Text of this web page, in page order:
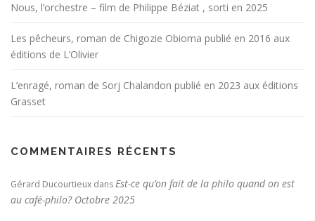
Nous, l’orchestre – film de Philippe Béziat , sorti en 2025
Les pêcheurs, roman de Chigozie Obioma publié en 2016 aux
éditions de L’Olivier
L’enragé, roman de Sorj Chalandon publié en 2023 aux éditions
Grasset
COMMENTAIRES RÉCENTS
Gérard Ducourtieux dansEst-ce qu’on fait de la philo quand on est
au café-philo? Octobre 2025